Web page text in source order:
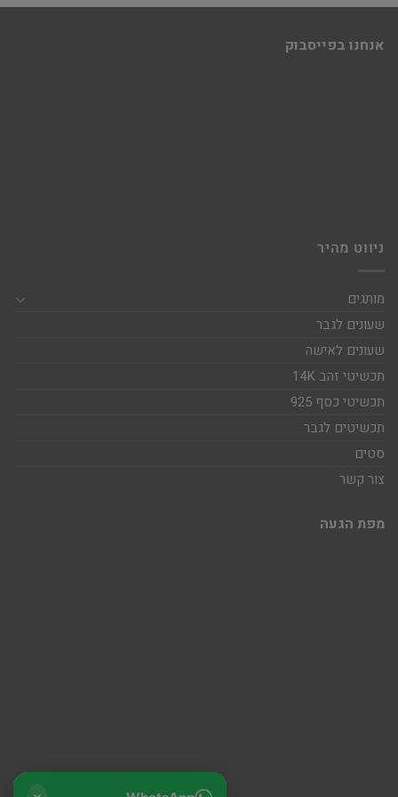
אנחנו בפייסבוק
ניווט מהיר
מותגים
שעונים לגבר
שעונים לאישה
תכשיטי זהב 14K
תכשיטי כסף 925
תכשיטים לגבר
סטים
צור קשר
מפת הגעה